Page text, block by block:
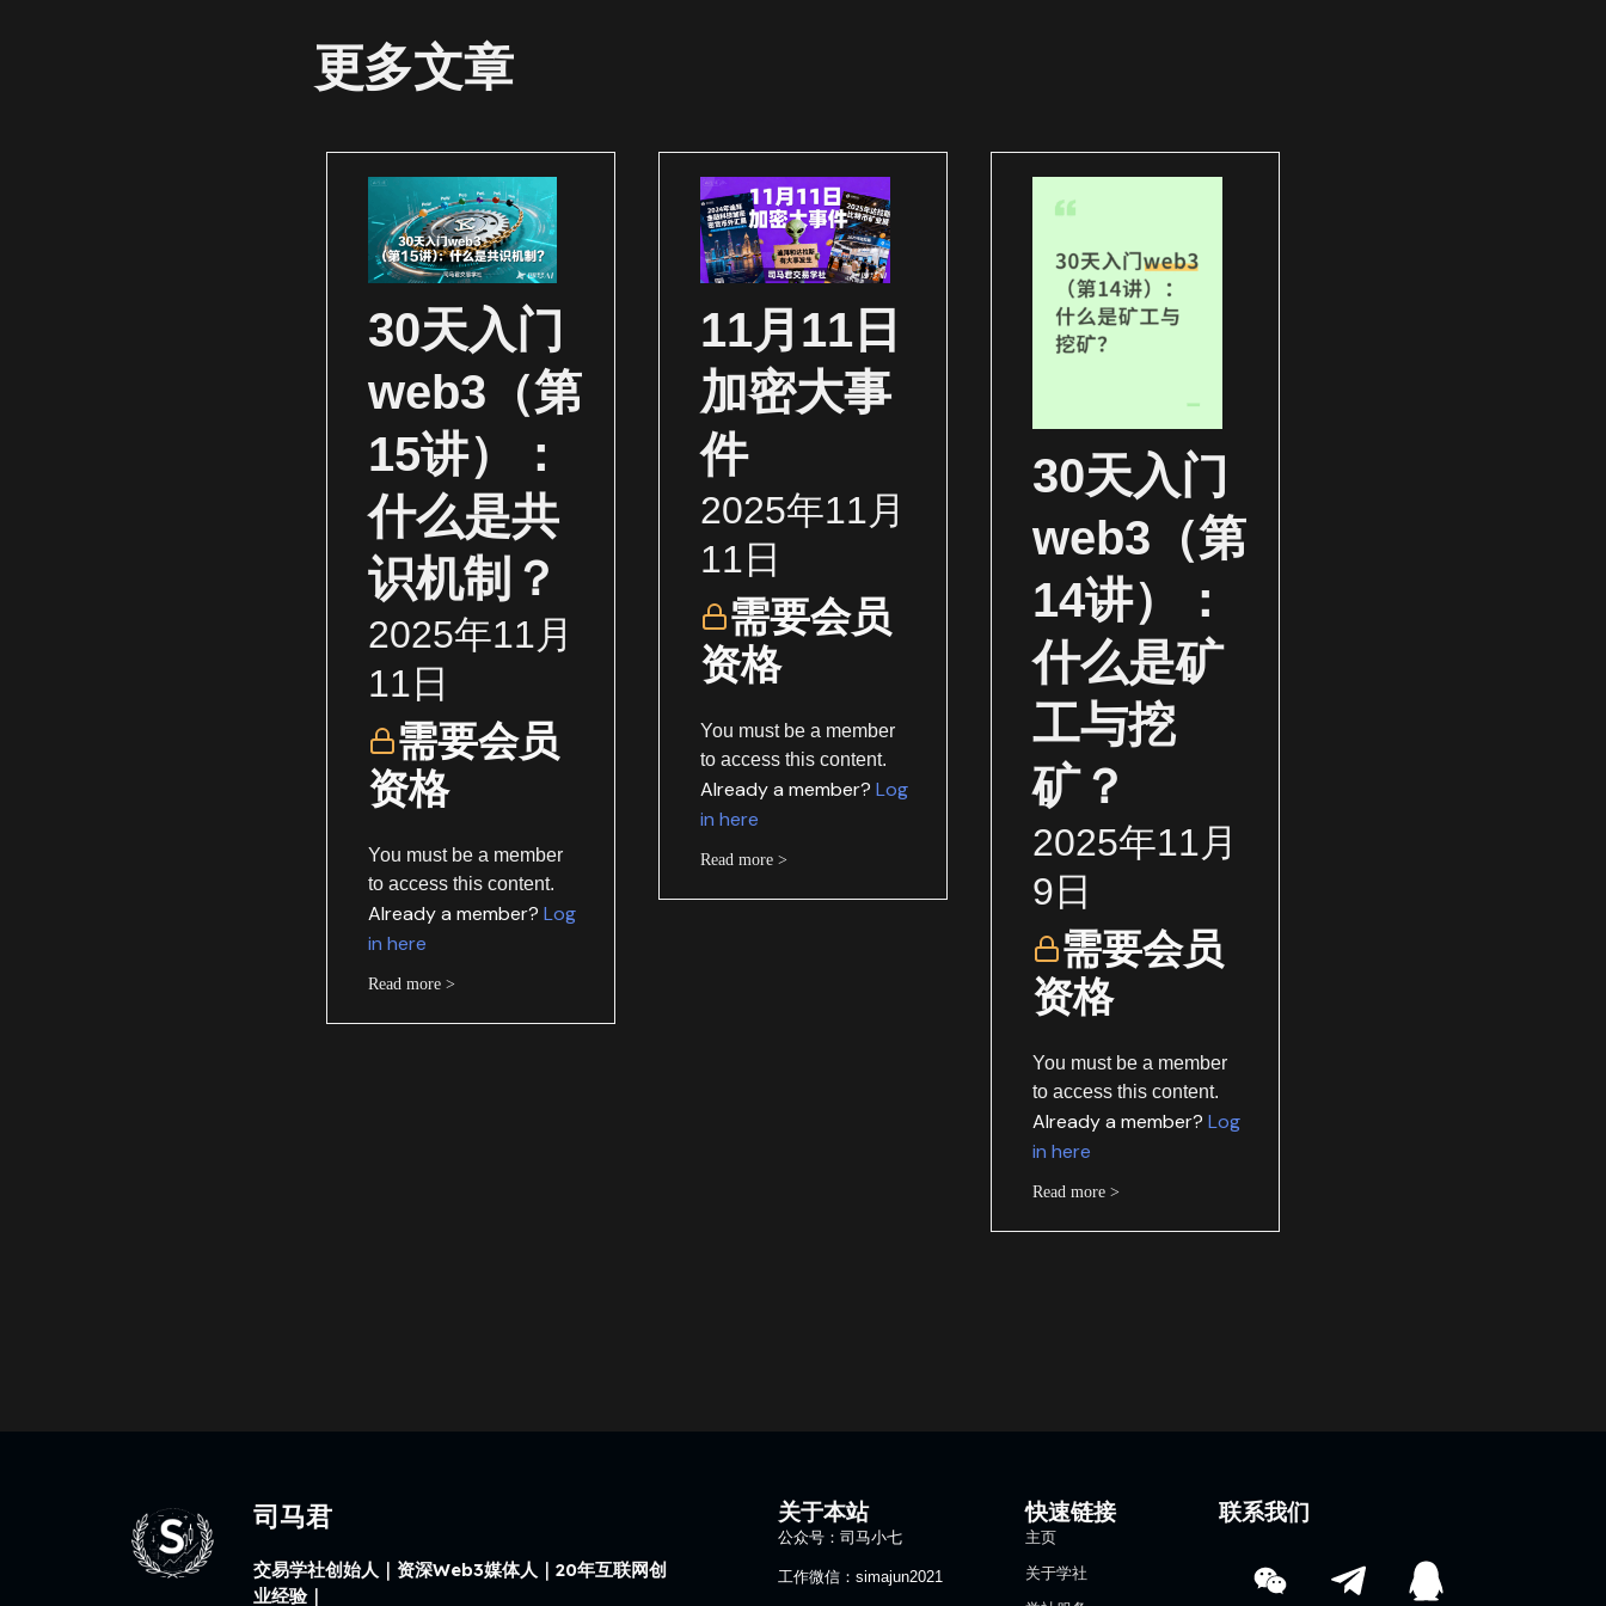
更多文章
30天入门
web3（第
15讲）：
什么是共
识机制？
2025年11月
11日
需要会员
资格
You must be a member
to access this content.
Already a member? Log
in here
Read more >
11月11日
加密大事
件
2025年11月
11日
需要会员
资格
You must be a member
to access this content.
Already a member? Log
in here
Read more >
30天入门
web3（第
14讲）：
什么是矿
工与挖
矿？
2025年11月
9日
需要会员
资格
You must be a member
to access this content.
Already a member?Log
in here
Read more >
司马君
交易学社创始人｜资深Web3媒体人｜20年互联网创
业经验｜
关于本站
公众号：司马小七
工作微信：simajun2021
快速链接
主页
关于学社
联系我们